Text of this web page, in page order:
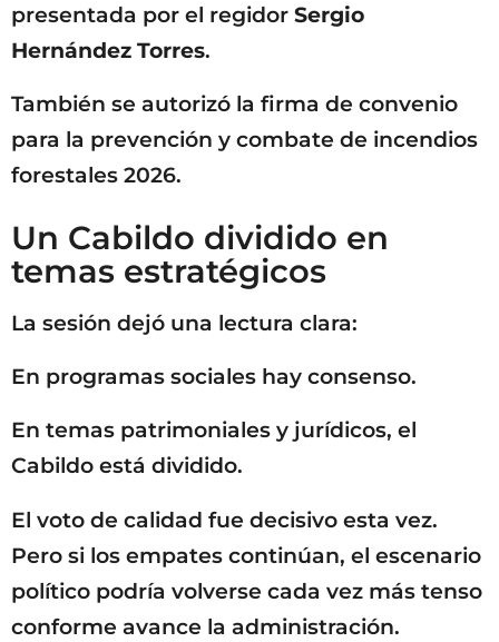
presentada por el regidor Sergio
Hernández Torres.
También se autorizó la firma de convenio
para la prevención y combate de incendios
forestales 2026.
Un Cabildo dividido en
temas estratégicos
La sesión dejó una lectura clara:
En programas sociales hay consenso.
En temas patrimoniales y jurídicos, el
Cabildo está dividido.
El voto de calidad fue decisivo esta vez.
Pero si los empates continúan, el escenario
político podría volverse cada vez más tenso
conforme avance la administración.